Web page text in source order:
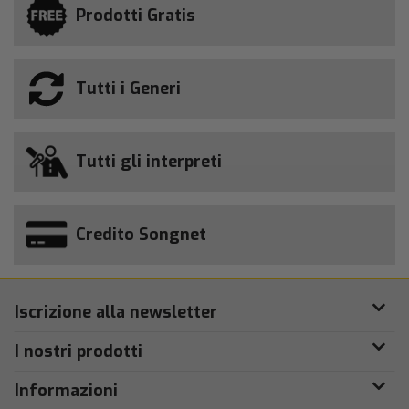
Prodotti Gratis
Tutti i Generi
Tutti gli interpreti
Credito Songnet
Iscrizione alla newsletter
I nostri prodotti
Informazioni